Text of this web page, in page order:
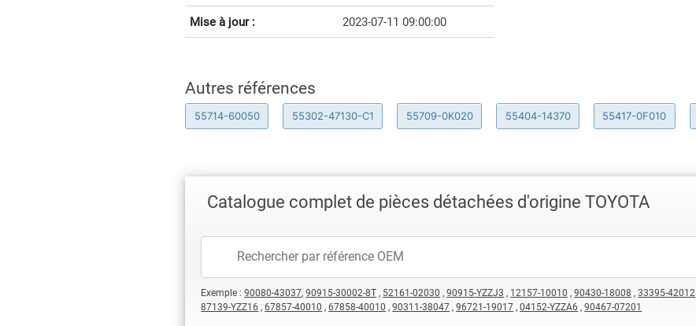
Mise à jour : 2023-07-11 09:00:00
Autres références
55714-60050 55302-47130-C1 55709-0K020 55404-14370 55417-0F010
Catalogue complet de pièces détachées d'origine TOYOTA
Exemple :90080-43037,90915-30002-8T , 52161-02030 ,90915-YZZJ3 , 12157-10010 ,90430-18008 ,33395-42012
87139-YZZ16 ,67857-40010 ,67858-40010 ,90311-38047 ,96721-19017 ,04152-YZZA6 ,90467-07201